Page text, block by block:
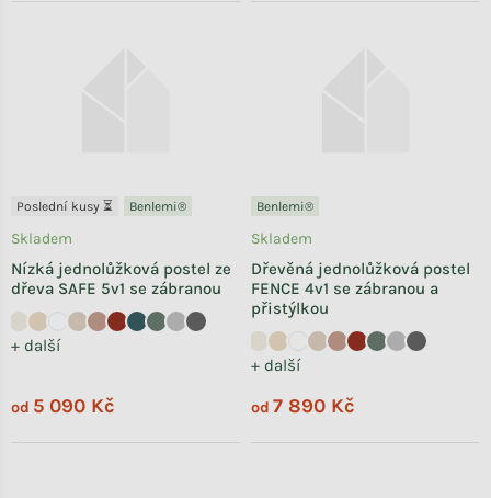
Poslední kusy ⏳ Benlemi®
Nízká jednolůžková postel ze
dřeva SAFE 5v1 se zábranou
+ další
Skladem
od 5 090 Kč
Benlemi®
Dřevěná jednolůžková postel
FENCE 4v1 se zábranou a
přistýlkou
+ další
Skladem
od 7 890 Kč